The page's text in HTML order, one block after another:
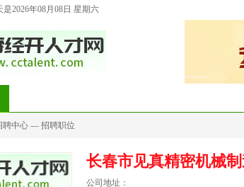
是2026年08月08日 星期六
聘中心 — 招聘职位
长春市见真精密机械
公司地址：